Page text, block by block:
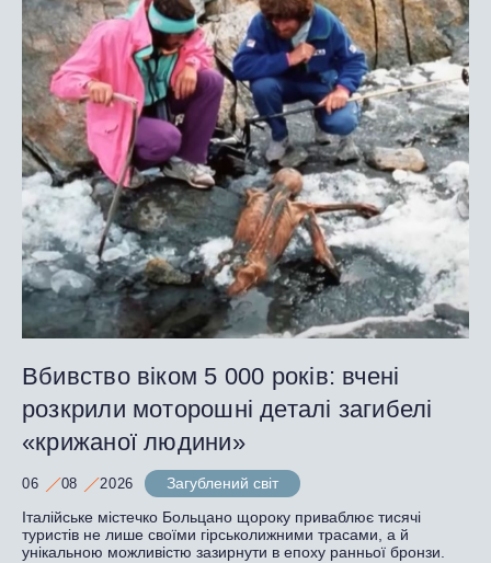
Вбивство віком 5 000 років: вчені
розкрили моторошні деталі загибелі
«крижаної людини»
06 08 2026
Загублений світ
Італійське містечко Больцано щороку приваблює тисячі
туристів не лише своїми гірськолижними трасами, а й
унікальною можливістю зазирнути в епоху ранньої бронзи.